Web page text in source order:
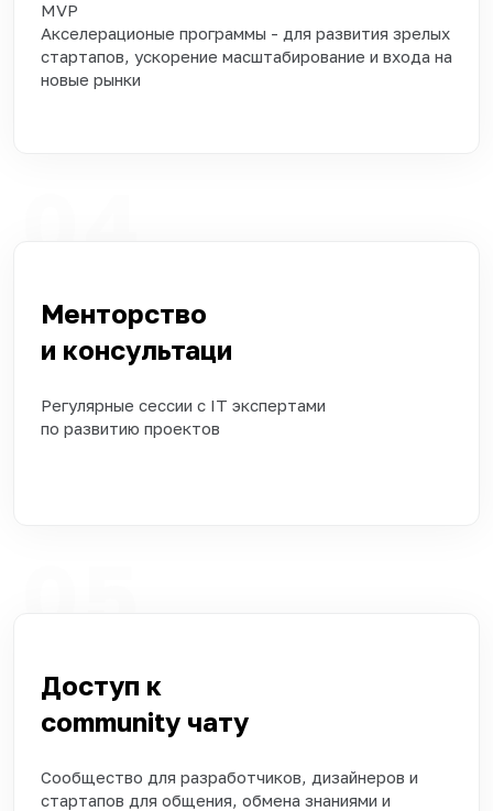
MVP
Акселерационые программы - для развития зрелых
стартапов, ускорение масштабирование и входа на
новые рынки
Менторство
и консультаци
Регулярные сессии с IT экспертами
по развитию проектов
Доступ к
community чату
Сообщество для разработчиков, дизайнеров и
стартапов для общения, обмена знаниями и